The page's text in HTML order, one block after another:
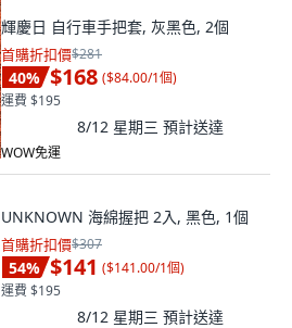
輝慶日 自行車手把套, 灰黑色, 2個
首購折扣價$281
40% $168 ($84.00/1個)
運費 $195
8/12 星期三 預計送達
WOW免運
UNKNOWN 海綿握把 2入, 黑色, 1個
首購折扣價$307
54% $141 ($141.00/1個)
運費 $195
8/12 星期三 預計送達